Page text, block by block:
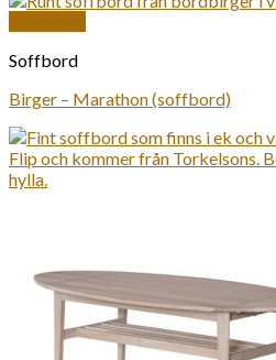
Soffbord
Birger – Marathon (soffbord)